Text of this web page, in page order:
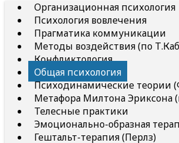
Организационная психология
Психология вовлечения
Прагматика коммуникации
Методы воздействия (по
Конфликтология
Общая психология
Психодинамические теории
Метафора Милтона Эриксона
Телесные практики
Эмоционально-образная
Гештальт-терапия (Перлз)